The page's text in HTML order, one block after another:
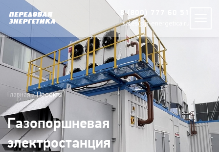
8 (800) 777 60 51
sales@p-energetica.ru
Главная Проекты
Газопоршневая
электростанция